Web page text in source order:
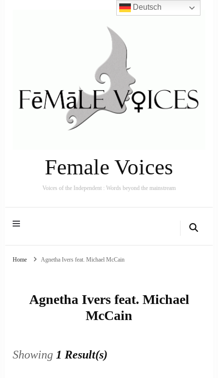
Female Voices
Voices of the Independent : Words beyond the mainstream
Home Agnetha Ivers feat. Michael McCain
Agnetha Ivers feat. Michael
McCain
Showing 1 Result(s)
Deutsch